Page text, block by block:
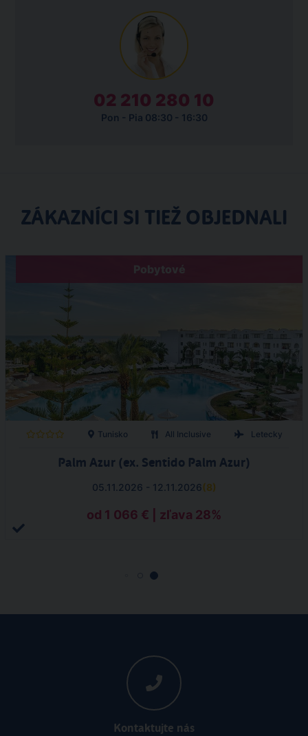
02 210 280 10
Pon - Pia 08:30 - 16:30
ZÁKAZNÍCI SI TIEŽ OBJEDNALI
Pobytové
Tunisko All Inclusive Letecky
Palm Azur (ex. Sentido Palm Azur)
05.11.2026 - 12.11.2026(8)
od 1 066 € | zľava 28%
Kontaktujte nás